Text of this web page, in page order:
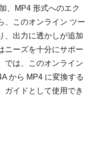
、MP4 形式へのエク
、このオンライン ツー
、出力に透かしが追加
ニーズを十分にサポー
では、このオンライン
から MP4 に変換する
ガイドとして使用でき